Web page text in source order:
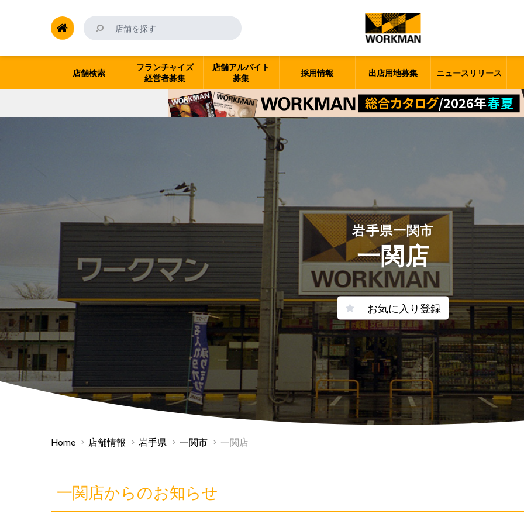
フランチャイズ
経営者募集
店舗検索
店舗アルバイト
募集
採用情報 出店用地募集 ニュースリリース
岩手県一関市
一関店
お気に入り登録
Home 店舗情報 岩手県 一関市 一関店
一関店からのお知らせ